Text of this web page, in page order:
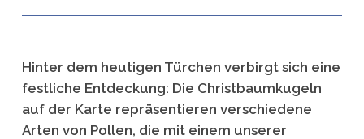
Hinter dem heutigen Türchen verbirgt sich eine
festliche Entdeckung: Die Christbaumkugeln
auf der Karte repräsentieren verschiedene
Arten von Pollen, die mit einem unserer